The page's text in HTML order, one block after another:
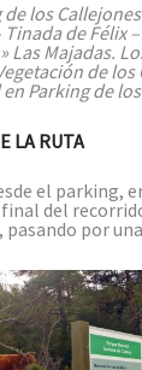
los
de Félix
Las Majadas.
de
Parking de
LA RUTA
el parking,
del
pasando por